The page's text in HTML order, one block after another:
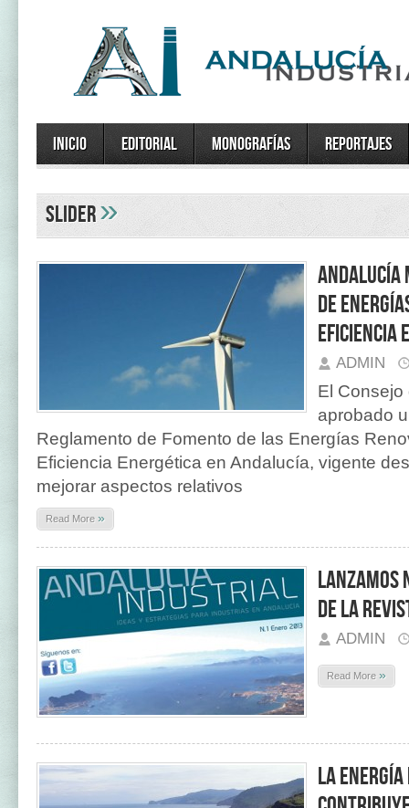
Inicio Editorial Monografías Reportajes
SLIDER»
de
eficiencia
ADMIN
El Consejo
aprobado
Reglamento de Fomento de las Energías
Eficiencia Energética en Andalucía, vigente
mejorar aspectos relativos
Read More »
de la
ADMIN
Read More »
La